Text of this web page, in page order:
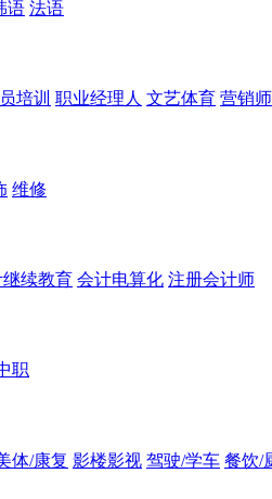
语 法语
培训 职业经理人 文艺体育 营销
维修
续教育 会计电算化 注册会计师
职
体/康复 影楼影视 驾驶/学车 餐饮/